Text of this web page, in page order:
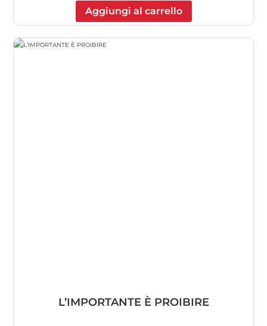
Aggiungi al carrello
L’IMPORTANTE È PROIBIRE